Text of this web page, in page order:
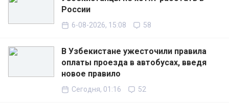
России
6-08-2026, 15:08 58
В Узбекистане ужесточили правила
оплаты проезда в автобусах, введя
новое правило
Сегодня, 01:16 52